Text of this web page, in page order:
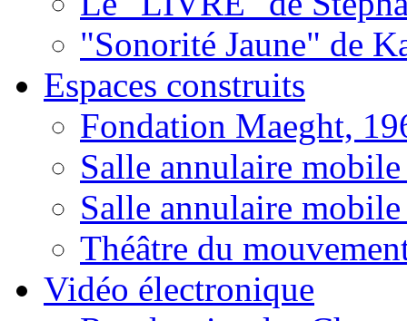
"Sonorité Jaune" de
Espaces construits
Fondation Maeght,
Salle annulaire
Salle annulaire
Théâtre du
Vidéo électronique